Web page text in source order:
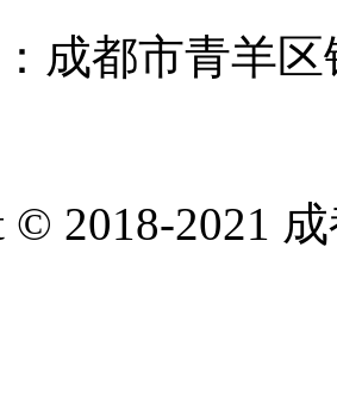
成都市青羊
© 2018-2021